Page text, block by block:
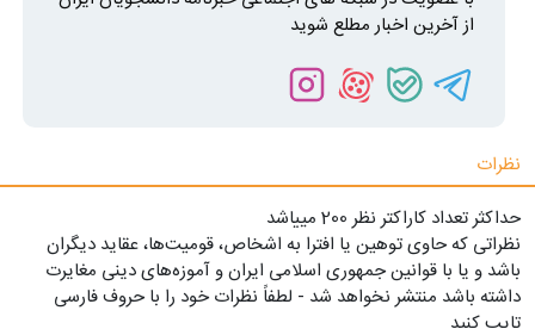
از آخرین اخبار مطلع شوید
نظرات
حداکثر تعداد کاراکتر نظر 200 ميياشد
نظراتی که حاوی توهین یا افترا به اشخاص، قومیت‌ها، عقاید دیگران
باشد و یا با قوانین جمهوری اسلامی ایران و آموزه‌های دینی مغایرت
داشته باشد منتشر نخواهد شد - لطفاً نظرات خود را با حروف فارسی